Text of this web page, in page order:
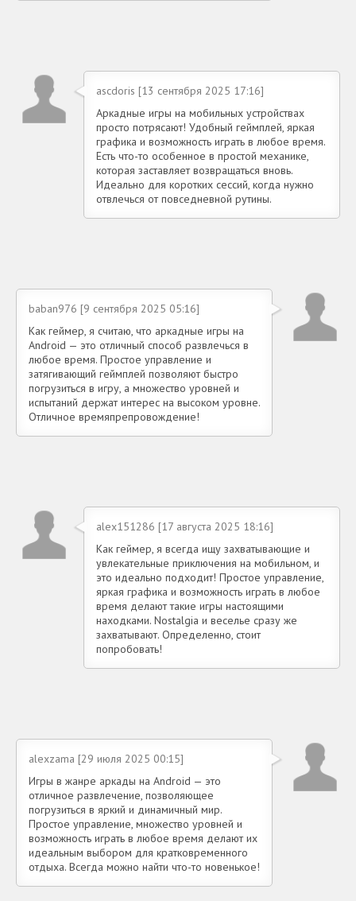
ascdoris [13 сентября 2025 17:16]
Аркадные игры на мобильных устройствах
просто потрясают! Удобный геймплей, яркая
графика и возможность играть в любое время.
Есть что-то особенное в простой механике,
которая заставляет возвращаться вновь.
Идеально для коротких сессий, когда нужно
отвлечься от повседневной рутины.
baban976 [9 сентября 2025 05:16]
Как геймер, я считаю, что аркадные игры на
Android — это отличный способ развлечься в
любое время. Простое управление и
затягивающий геймплей позволяют быстро
погрузиться в игру, а множество уровней и
испытаний держат интерес на высоком уровне.
Отличное времяпрепровождение!
alex151286 [17 августа 2025 18:16]
Как геймер, я всегда ищу захватывающие и
увлекательные приключения на мобильном, и
это идеально подходит! Простое управление,
яркая графика и возможность играть в любое
время делают такие игры настоящими
находками. Nostalgia и веселье сразу же
захватывают. Определенно, стоит
попробовать!
alexzama [29 июля 2025 00:15]
Игры в жанре аркады на Android — это
отличное развлечение, позволяющее
погрузиться в яркий и динамичный мир.
Простое управление, множество уровней и
возможность играть в любое время делают их
идеальным выбором для кратковременного
отдыха. Всегда можно найти что-то новенькое!